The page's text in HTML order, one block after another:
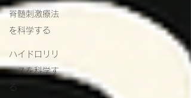
脊髄刺激療法
を科学する
ハイドロリリ
ースを科学す
る